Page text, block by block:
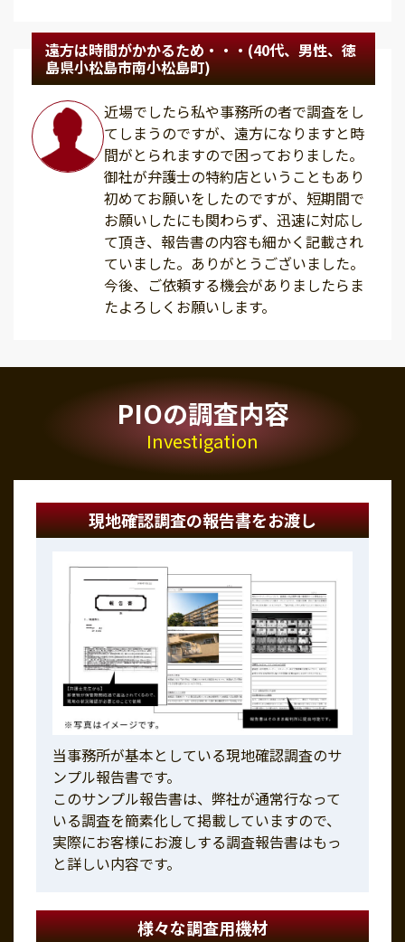
遠方は時間がかかるため・・・(40代、男性、徳
島県小松島市南小松島町)
近場でしたら私や事務所の者で調査をし
てしまうのですが、遠方になりますと時
間がとられますので困っておりました。
御社が弁護士の特約店ということもあり
初めてお願いをしたのですが、短期間で
お願いしたにも関わらず、迅速に対応し
て頂き、報告書の内容も細かく記載され
ていました。ありがとうございました。
今後、ご依頼する機会がありましたらま
たよろしくお願いします。
PIOの調査内容
Investigation
現地確認調査の報告書をお渡し
当事務所が基本としている現地確認調査のサ
ンプル報告書です。
このサンプル報告書は、弊社が通常行なって
いる調査を簡素化して掲載していますので、
実際にお客様にお渡しする調査報告書はもっ
と詳しい内容です。
様々な調査用機材